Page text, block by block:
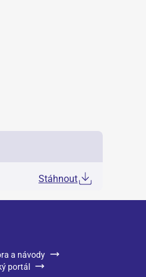
Stáhnout
a návody
portál